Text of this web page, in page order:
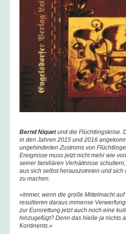
Bernd Niquetund die Flüchtlingskrise.
in den Jahren 2015 und 2016
ungehinderten Zustroms von
Ereignisse muss jetzt nicht mehr wie
seiner familiären Verhältnisse
aus sich selbst herauszutreten und
zu machen.
»Immer, wenn die große Mittelmacht
resultieren daraus immense
zur Eurorettung jetzt auch noch eine
hinzugefügt? Denn das hieße ja nichts
Kontinents.«